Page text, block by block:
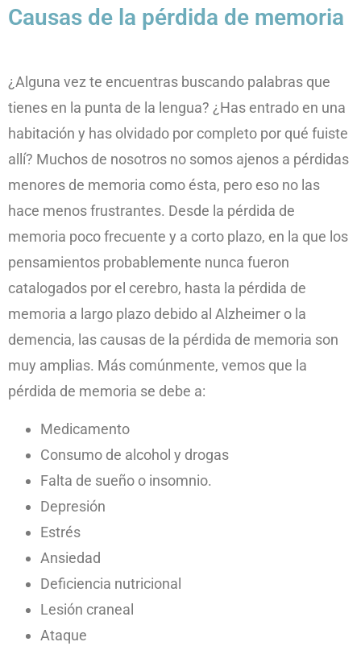
Causas de la pérdida de memoria
¿Alguna vez te encuentras buscando palabras que
tienes en la punta de la lengua? ¿Has entrado en una
habitación y has olvidado por completo por qué fuiste
allí? Muchos de nosotros no somos ajenos a pérdidas
menores de memoria como ésta, pero eso no las
hace menos frustrantes. Desde la pérdida de
memoria poco frecuente y a corto plazo, en la que los
pensamientos probablemente nunca fueron
catalogados por el cerebro, hasta la pérdida de
memoria a largo plazo debido al Alzheimer o la
demencia, las causas de la pérdida de memoria son
muy amplias. Más comúnmente, vemos que la
pérdida de memoria se debe a:
Medicamento
Consumo de alcohol y drogas
Falta de sueño o insomnio.
Depresión
Estrés
Ansiedad
Deficiencia nutricional
Lesión craneal
Ataque